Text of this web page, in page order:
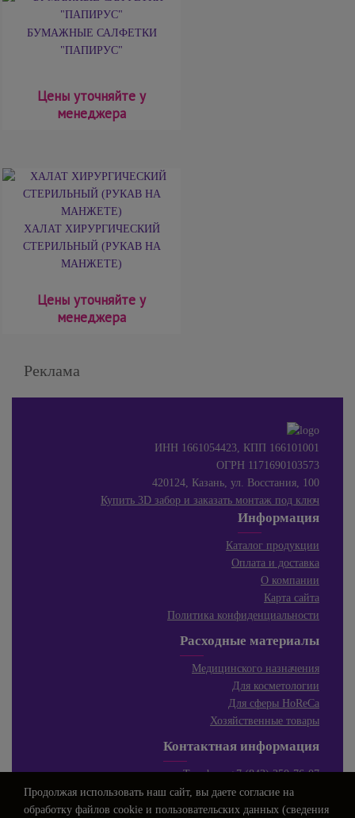
БУМАЖНЫЕ САЛФЕТКИ
"ПАПИРУС"
Цены уточняйте у
менеджера
ХАЛАТ ХИРУРГИЧЕСКИЙ
СТЕРИЛЬНЫЙ (РУКАВ НА
МАНЖЕТЕ)
Цены уточняйте у
менеджера
Реклама
ИНН 1661054423, КПП 166101001
ОГРН 1171690103573
420124, Казань, ул. Восстания, 100
Купить 3D забор и заказать монтаж под ключ
Информация
Каталог продукции
Оплата и доставка
О компании
Карта сайта
Политика конфиденциальности
Расходные материалы
Медицинского назначения
Для косметологии
Для сферы HoReCa
Хозяйственные товары
Контактная информация
Телефон:+7 (843) 250-76-07
E-mail:info@profarm.su
Режим работы:
Продолжая использовать наш сайт, вы даете согласие на
обработку файлов cookie и пользовательских данных (сведения